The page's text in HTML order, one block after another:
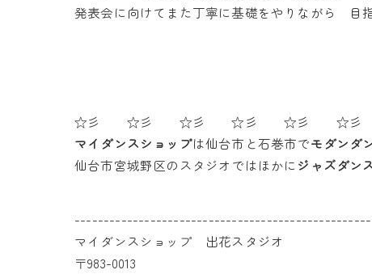
発表会に向けてまた丁寧に基礎をやりながら 目
☆彡 ☆彡 ☆彡 ☆彡 ☆彡 ☆
マイダンスショップは仙台市と石巻市でモダンダ
仙台市宮城野区のスタジオではほかにジャズダ
マイダンスショップ 出花スタジオ
〒983-0013